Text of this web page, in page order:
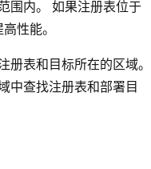
围内。 如果注册表位于
性能。
表和目标所在的区域。
中查找注册表和部署目